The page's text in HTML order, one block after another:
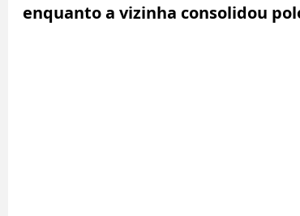
enquanto a vizinha consolidou